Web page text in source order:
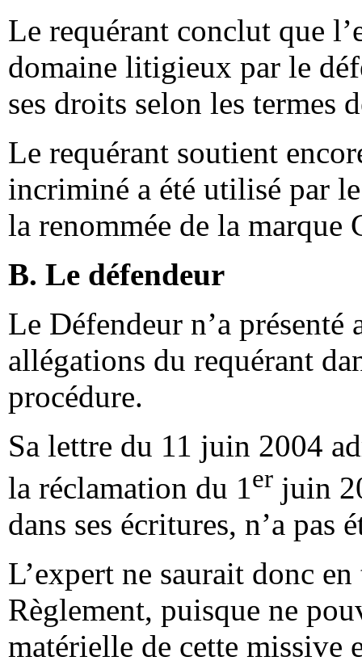
Le requérant conclut que
domaine litigieux par le
ses droits selon les termes
Le requérant soutient
incriminé a été utilisé par
la renommée de la marque
B. Le défendeur
Le Défendeur n’a présenté
allégations du requérant
procédure.
Sa lettre du 11 juin 2004
la réclamation du 1er juin
dans ses écritures, n’a pas
L’expert ne saurait donc
Règlement, puisque ne
matérielle de cette missive